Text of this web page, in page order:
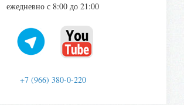
ежедневно с 8:00 до 21:00
+7 (966) 380-0-220